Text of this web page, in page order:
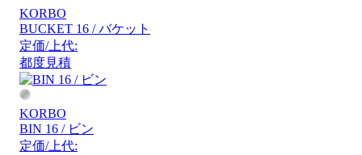
KORBO
BUCKET 16 / バケット
定価/上代:
都度見積
KORBO
BIN 16 / ビン
定価/上代: